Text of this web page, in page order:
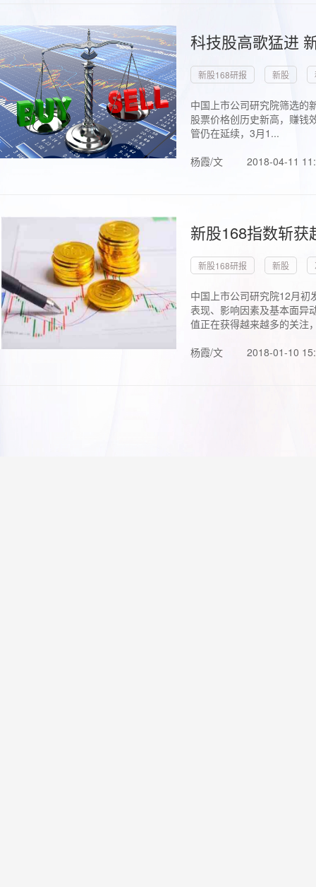
科技股高歌猛进
新股168研报 新股
中国上市公司研究院筛选的
股票价格创历史新高，赚钱
管仍在延续，3月1...
杨霞/文
2018-04-11
新股168指数斩
新股168研报 新股
中国上市公司研究院12月初
表现、影响因素及基本面异
值正在获得越来越多的关注
杨霞/文
2018-01-10